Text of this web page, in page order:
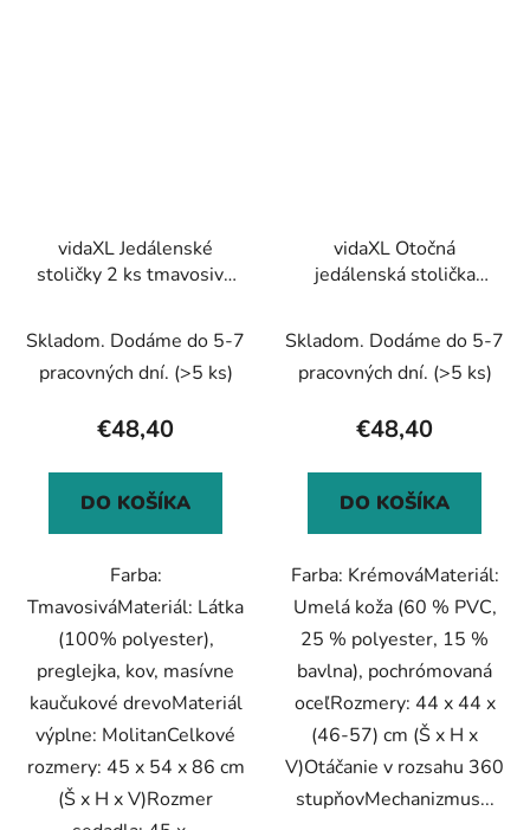
vidaXL Jedálenské
stoličky 2 ks tmavosivé
Skladom. Dodáme do 5-7
pracovných dní. (>5 ks)
€48,40
DO KOŠÍKA
Farba:
TmavosiváMateriál: Látka
(100% polyester),
preglejka, kov, masívne
kaučukové drevoMateriál
výplne: MolitanCelkové
rozmery: 45 x 54 x 86 cm
(Š x H x V)Rozmer
vidaXL Otočná
jedálenská stolička
Skladom. Dodáme do 5-7
pracovných dní. (>5 ks)
€48,40
DO KOŠÍKA
Farba: KrémováMateriál:
Umelá koža (60 % PVC,
25 % polyester, 15 %
bavlna), pochrómovaná
oceľRozmery: 44 x 44 x
(46-57) cm (Š x H x
V)Otáčanie v rozsahu 360
stupňovMechanizmus...